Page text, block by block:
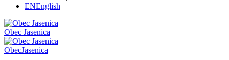
ENEnglish
Obec Jasenica
ObecJasenica